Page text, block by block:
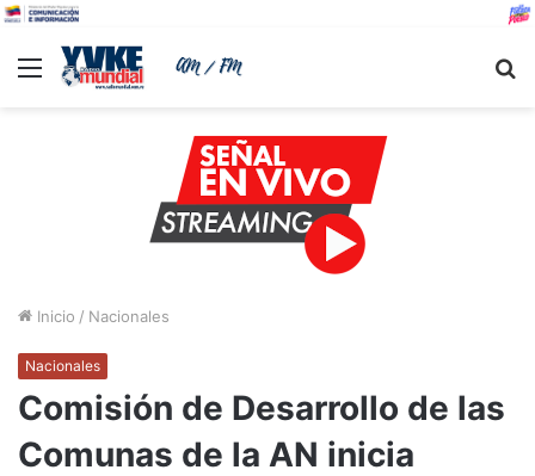
Menu
Inicio / Nacionales
Nacionales
Comisión de Desarrollo de las
Comunas de la AN inicia